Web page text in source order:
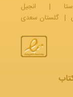
|
انجیل
| گلستان سعدی